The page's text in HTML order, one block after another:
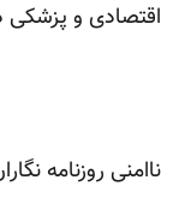
اقتصادی و پزشکی
ناامنی روزنامه